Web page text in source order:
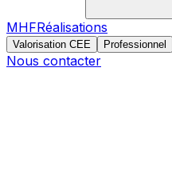
MHFRéalisations
Valorisation CEE Professionnel
Nous contacter